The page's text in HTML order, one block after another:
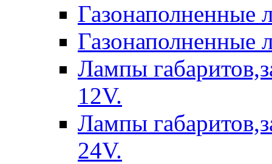
Газонаполненные
Газонаполненные
Лампы
12V.
Лампы
24V.